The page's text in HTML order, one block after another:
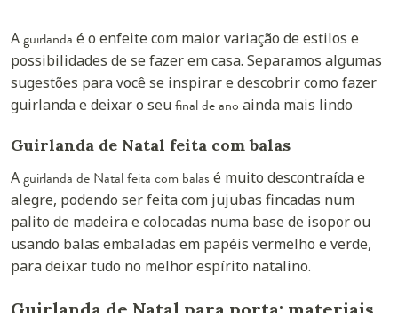
Aguirlanda é o enfeite com maior variação de estilos e
possibilidades de se fazer em casa. Separamos algumas
sugestões para você se inspirar e descobrir como fazer
guirlanda e deixar o seufinal de ano ainda mais lindo
Guirlanda de Natal feita com balas
Aguirlanda de Natal feita com balas é muito descontraída e
alegre, podendo ser feita com jujubas fincadas num
palito de madeira e colocadas numa base de isopor ou
usando balas embaladas em papéis vermelho e verde,
para deixar tudo no melhor espírito natalino.